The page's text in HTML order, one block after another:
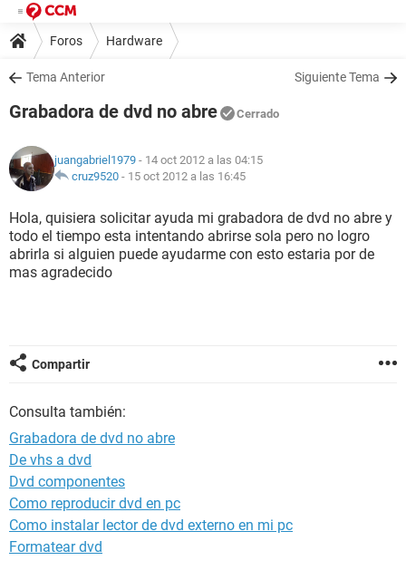
Foros Hardware
Tema Anterior Siguiente Tema
Grabadora de dvd no abre Cerrado
juangabriel1979 - 14 oct 2012 a las 04:15
cruz9520 - 15 oct 2012 a las 16:45
Hola, quisiera solicitar ayuda mi grabadora de dvd no abre y
todo el tiempo esta intentando abrirse sola pero no logro
abrirla si alguien puede ayudarme con esto estaria por de
mas agradecido
Compartir
Consulta también:
Grabadora de dvd no abre
De vhs a dvd
Dvd componentes
Como reproducir dvd en pc
Como instalar lector de dvd externo en mi pc
Formatear dvd